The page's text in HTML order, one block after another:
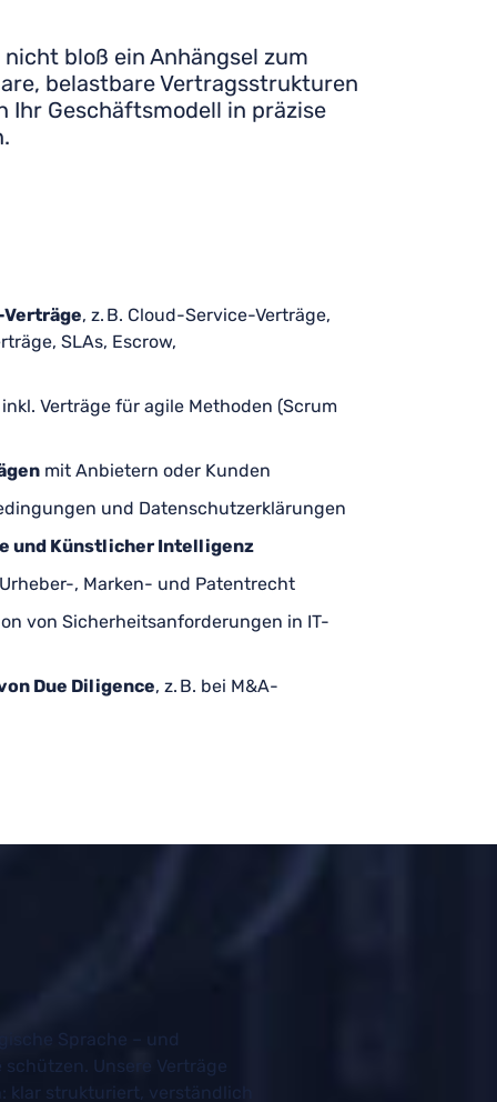
bloß ein Anhängsel zum
belastbare Vertragsstrukturen
Ihr Geschäftsmodell in präzise
, z. B. Cloud-Service-Verträge,
SLAs, Escrow,
inkl. Verträge für agile Methoden (Scrum
mit Anbietern oder Kunden
und Datenschutzerklärungen
und Künstlicher Intelligenz
, Marken- und Patentrecht
von Sicherheitsanforderungen in IT-
Due Diligence, z. B. bei M&A-
Sprache – und
Unsere Verträge
strukturiert, verständlich